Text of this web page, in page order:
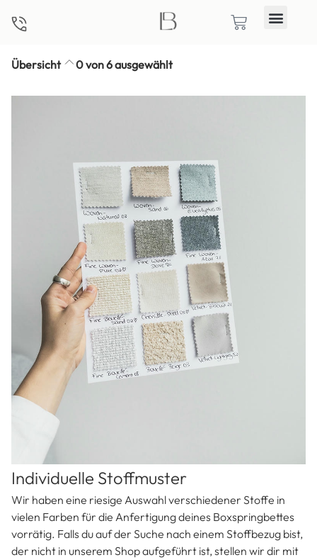
Übersicht 0 von 6 ausgewählt
Individuelle Stoffmuster
Wir haben eine riesige Auswahl verschiedener Stoffe in
vielen Farben für die Anfertigung deines Boxspringbettes
vorrätig. Falls du auf der Suche nach einem Stoffbezug bist,
der nicht in unserem Shop aufgeführt ist, stellen wir dir mit